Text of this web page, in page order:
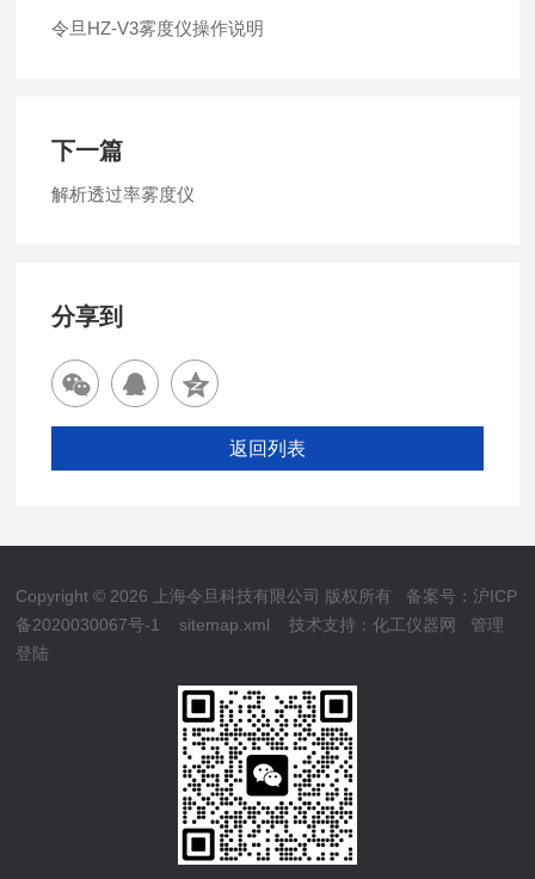
令旦HZ-V3雾度仪操作说明
下一篇
解析透过率雾度仪
分享到
返回列表
Copyright © 2026 上海令旦科技有限公司 版权所有 备案号：沪ICP
备2020030067号-1
sitemap.xml 技术支持：化工仪器网
管理
登陆